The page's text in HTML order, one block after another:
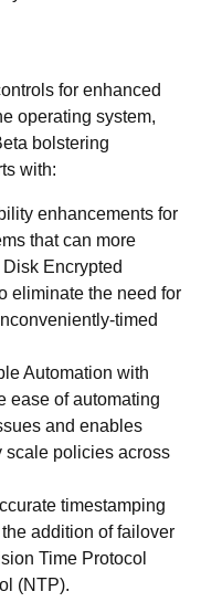
for enhanced
operating system,
bolstering
with:
enhancements for
that can more
Encrypted
eliminate the need for
timed
Automation with
ease of automating
and enables
scale policies across
timestamping
addition of failover
Time Protocol
(NTP).